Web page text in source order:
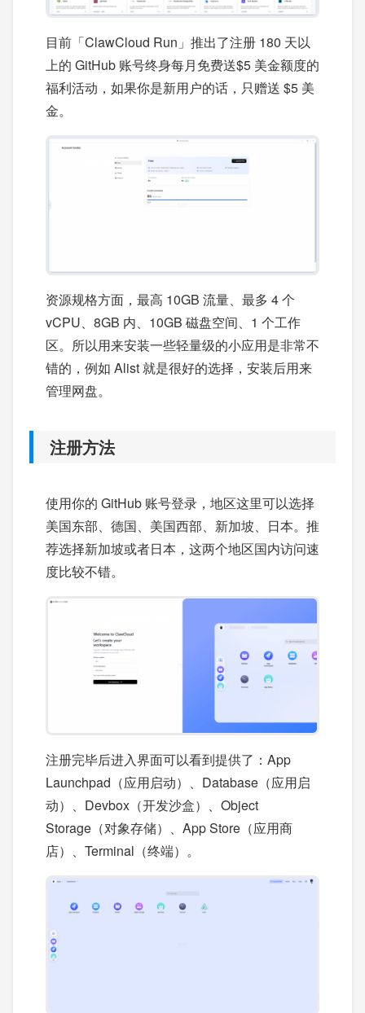
目前「ClawCloud Run」推出了注册 180 天以
上的 GitHub 账号终身每月免费送$5 美金额度的
福利活动，如果你是新用户的话，只赠送 $5 美
金。
资源规格方面，最高 10GB 流量、最多 4 个
vCPU、8GB 内、10GB 磁盘空间、1 个工作
区。所以用来安装一些轻量级的小应用是非常不
错的，例如 Alist 就是很好的选择，安装后用来
管理网盘。
注册方法
使用你的 GitHub 账号登录，地区这里可以选择
美国东部、德国、美国西部、新加坡、日本。推
荐选择新加坡或者日本，这两个地区国内访问速
度比较不错。
注册完毕后进入界面可以看到提供了：App
Launchpad（应用启动）、Database（应用启
动）、Devbox（开发沙盒）、Object
Storage（对象存储）、App Store（应用商
店）、Terminal（终端）。